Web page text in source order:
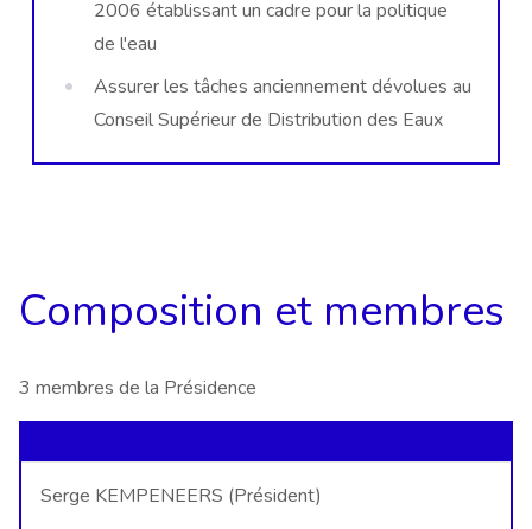
2006 établissant un cadre pour la politique
de l'eau
Assurer les tâches anciennement dévolues au
Conseil Supérieur de Distribution des Eaux
Composition et membres
3 membres de la Présidence
Serge KEMPENEERS (Président)